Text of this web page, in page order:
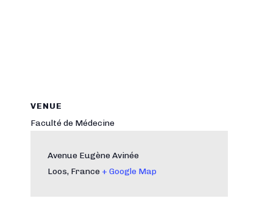
VENUE
Faculté de Médecine
Avenue Eugène Avinée
Loos, France + Google Map